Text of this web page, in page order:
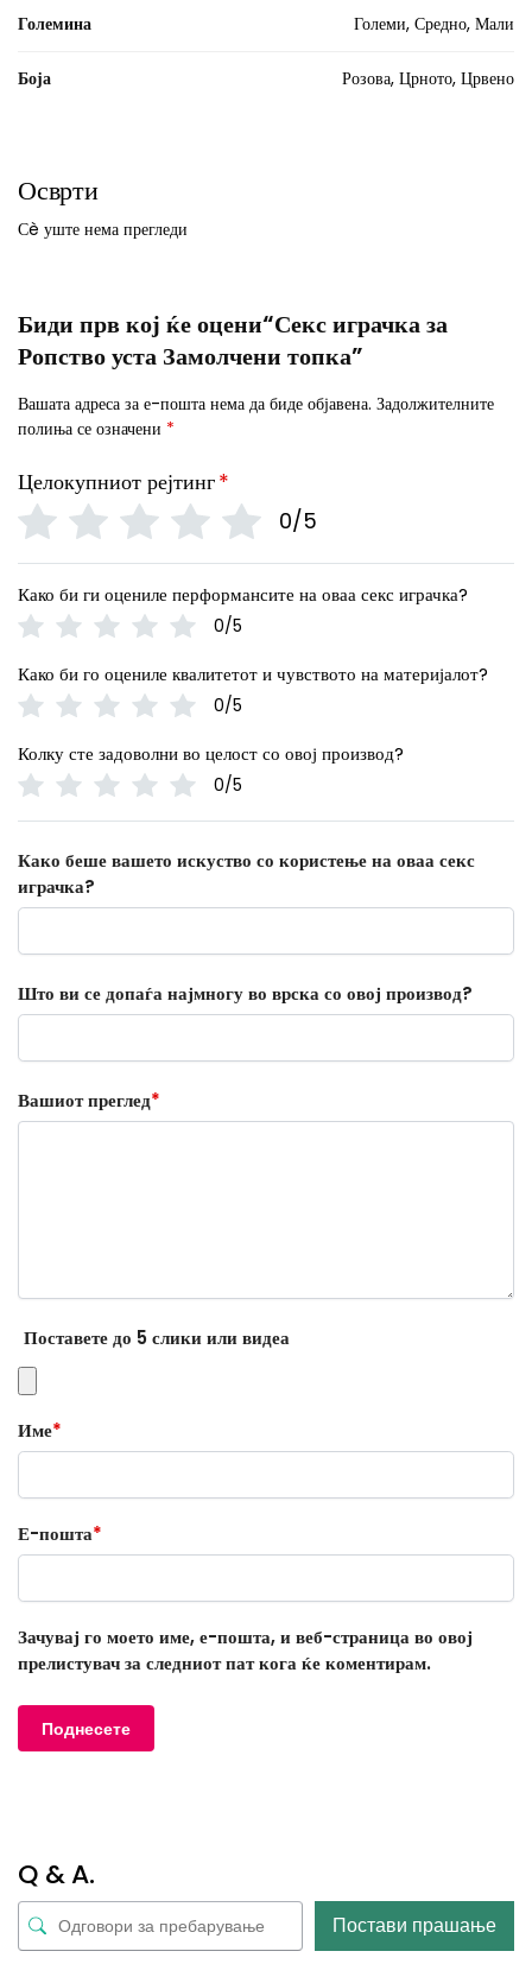
Големина Големи, Средно, Мали
Боја Розова, Црното, Црвено
Осврти
Сè уште нема прегледи
Биди прв кој ќе оцени“Секс играчка за
Ропство уста Замолчени топка”
Вашата адреса за е-пошта нема да биде објавена. Задолжителните
полиња се означени *
Целокупниот рејтинг*
0/5
Како би ги оцениле перформансите на оваа секс играчка?
0/5
Како би го оцениле квалитетот и чувството на материјалот?
0/5
Колку сте задоволни во целост со овој производ?
0/5
Како беше вашето искуство со користење на оваа секс
играчка?
Што ви се допаѓа најмногу во врска со овој производ?
Вашиот преглед*
Поставете до 5 слики или видеа
Име*
Е-пошта*
Зачувај го моето име, е-пошта, и веб-страница во овој
прелистувач за следниот пат кога ќе коментирам.
Q & A.
Постави прашање